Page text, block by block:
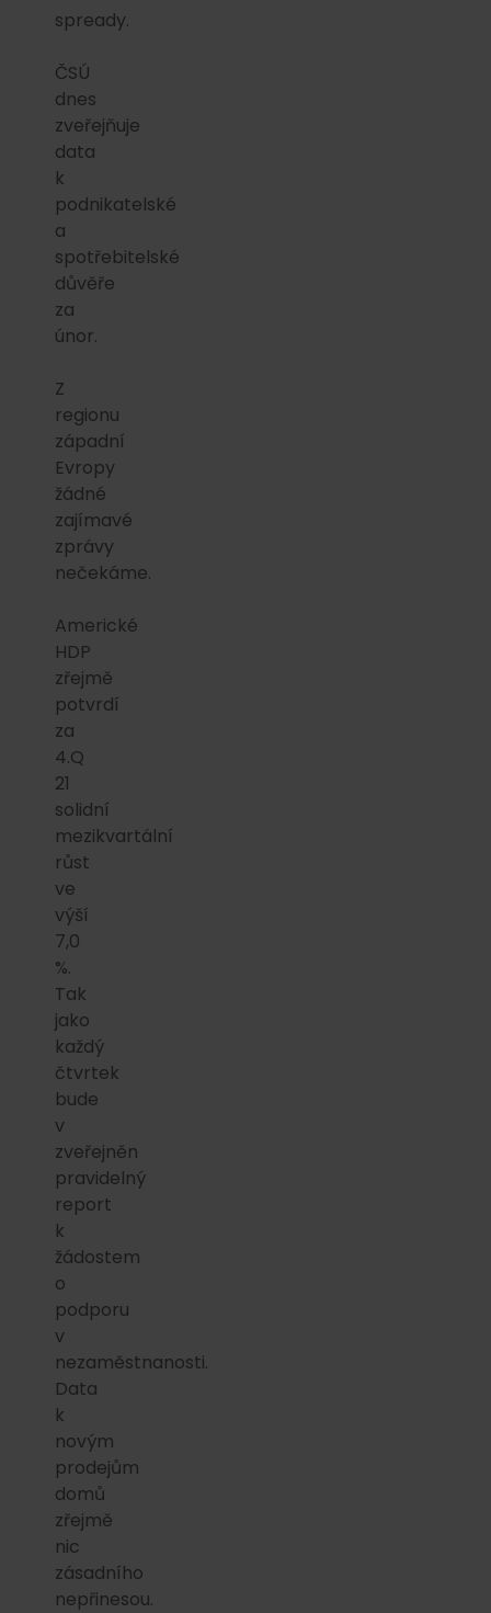
spready.
ČSÚ
dnes
zveřejňuje
data
k
podnikatelské
a
spotřebitelské
důvěře
za
únor.
Z
regionu
západní
Evropy
žádné
zajímavé
zprávy
nečekáme.
Americké
HDP
zřejmě
potvrdí
za
4.Q
21
solidní
mezikvartální
růst
ve
výší
7,0
%.
Tak
jako
každý
čtvrtek
bude
v
zveřejněn
pravidelný
report
k
žádostem
o
podporu
v
nezaměstnanosti.
Data
k
novým
prodejům
domů
zřejmě
nic
zásadního
nepřinesou.